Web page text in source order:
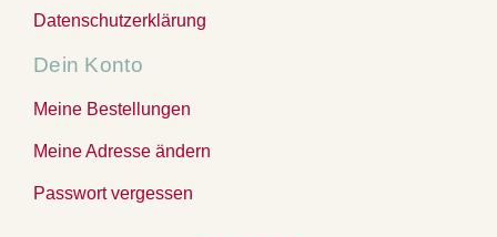
Datenschutzerklärung
Dein Konto
Meine Bestellungen
Meine Adresse ändern
Passwort vergessen